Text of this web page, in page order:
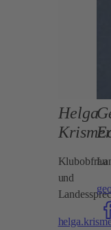
Helga
Krismer
Klubobfrau
und